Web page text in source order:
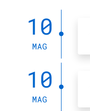
10
MAG
10
MAG